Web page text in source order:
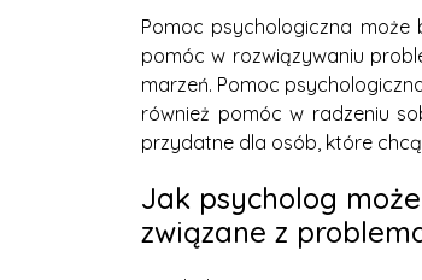
Pomoc psychologiczna
pomóc w rozwiązywaniu
marzeń. Pomoc
również pomóc w radzeniu
przydatne dla osób, które
Jak psycholog
związane z